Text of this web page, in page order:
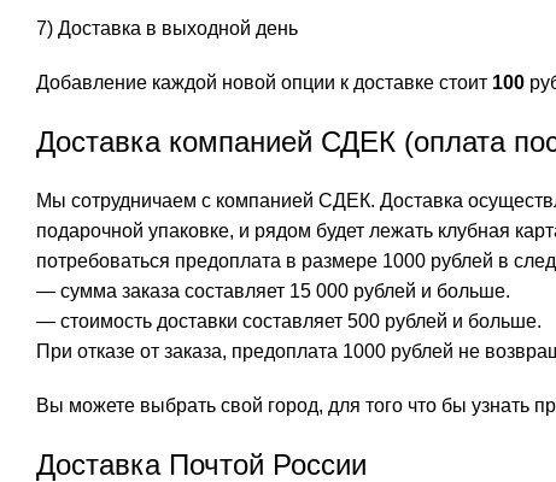
7) Доставка в выходной день
Добавление каждой новой опции к доставке стоит 100
Доставка компанией СДЕК (оплата
Мы сотрудничаем с компанией СДЕК. Доставка
подарочной упаковке, и рядом будет лежать клубная
потребоваться предоплата в размере 1000 рублей в
— сумма заказа составляет 15 000 рублей и больше.
— стоимость доставки составляет 500 рублей и больше.
При отказе от заказа, предоплата 1000 рублей не
Вы можете выбрать свой город, для того что бы узнать
Доставка Почтой России